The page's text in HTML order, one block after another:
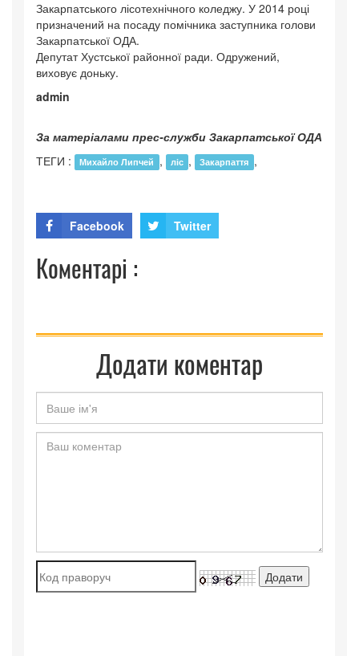
Закарпатського лісотехнічного коледжу. У 2014 році
призначений на посаду помічника заступника голови
Закарпатської ОДА.
Депутат Хустської районної ради. Одружений,
виховує доньку.
admin
За матеріалами прес-служби Закарпатської ОДА
ТЕГИ :
Михайло Липчей , ліс , Закарпаття ,
Facebook Twitter
Коментарі :
Додати коментар